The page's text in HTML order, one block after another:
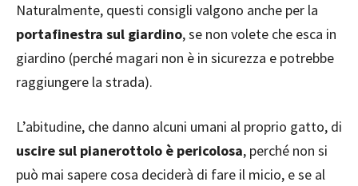
Naturalmente, questi consigli valgono anche per la
portafinestra sul giardino, se non volete che esca in
giardino (perché magari non è in sicurezza e potrebbe
raggiungere la strada).
L’abitudine, che danno alcuni umani al proprio gatto, di
uscire sul pianerottolo è pericolosa, perché non si
può mai sapere cosa deciderà di fare il micio, e se al